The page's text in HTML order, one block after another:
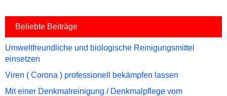
Beliebte Beiträge
Umweltfreundliche und biologische Reinigungsmittel
einsetzen
Viren ( Corona ) professionell bekämpfen lassen
Mit einer Denkmalreinigung / Denkmalpflege vom